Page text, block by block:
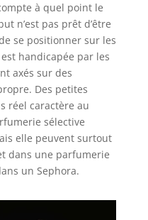
à quel point le
n’est pas prêt d’être
se positionner sur les
handicapée par les
axés sur des
Des petites
réel caractère au
sélective
elle peuvent surtout
dans une parfumerie
un Sephora.